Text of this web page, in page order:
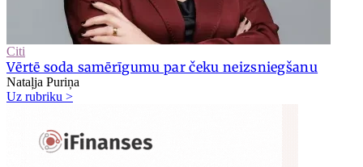
Citi
Vērtē soda samērīgumu par čeku neizsniegšanu
Nataļja Puriņa
Uz rubriku >